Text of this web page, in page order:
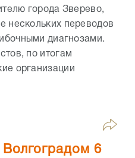
города Зверево,
нескольких переводов
диагнозами.
по итогам
организации
6